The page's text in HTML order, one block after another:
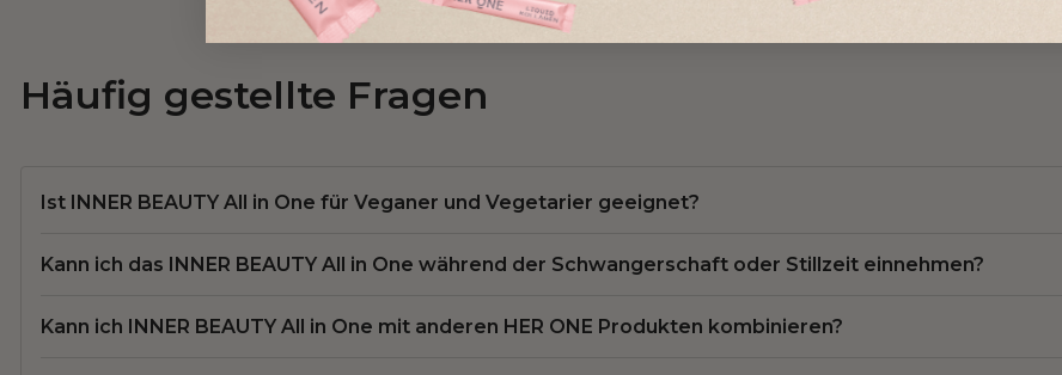
Häufig gestellte Fragen
Ist INNER BEAUTY All in One für Veganer und Vegetarier geeignet?
Kann ich das INNER BEAUTY All in One während der Schwangerschaft oder Stillzeit einnehmen?
Kann ich INNER BEAUTY All in One mit anderen HER ONE Produkten kombinieren?